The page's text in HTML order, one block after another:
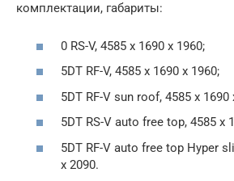
комплектации, габариты:
0 RS-V, 4585 x 1690 x 1960;
5DT RF-V, 4585 x 1690 x 1960;
5DT RF-V sun roof, 4585 x 1690
5DT RS-V auto free top, 4585 x
5DT RF-V auto free top Hyper
x 2090.